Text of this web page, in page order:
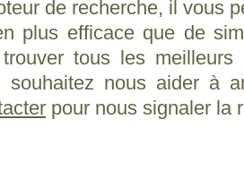
de recherche, il vous
plus efficace que de
tous les
souhaitez nous aider à
pour nous signaler la